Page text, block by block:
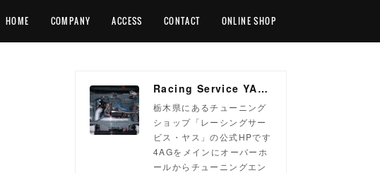
HOME COMPANY ACCESS CONTACT ONLINE SHOP
Racing Service YASU ~total tuning proshop~
栃木県にあるチューニング
ショップ「レーシングサー
ビス・ヤス」の公式HPです
4AGをメインにオーバーホ
ールからチューニングエン